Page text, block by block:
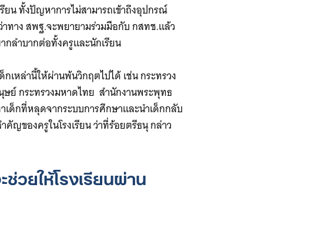
น ทั้งปัญหาการไม่สามารถเข้าถึงอุปกรณ์
ทาง สพฐ.จะพยายามร่วมมือกับ กสทช.แล้ว
ลำบากต่อทั้งครูและนักเรียน
เหล่านี้ให้ผ่านพ้นวิกฤตไปได้ เช่น กระทรวง
ย์ กระทรวงมหาดไทย สำนักงานพระพุทธ
ด็กที่หลุดจากระบบการศึกษาและนำเด็กกลับ
ญของครูในโรงเรียน ว่าที่ร้อยตรีธนุ กล่าว
วยให้โรงเรียนผ่าน